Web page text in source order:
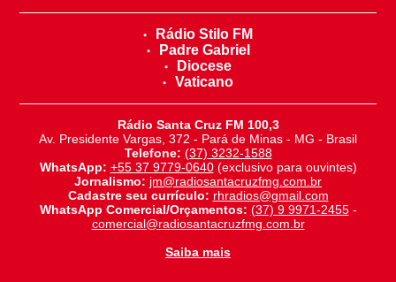
Rádio Stilo FM
Padre Gabriel
Diocese
Vaticano
Rádio Santa Cruz FM 100,3
Av. Presidente Vargas, 372 - Pará de Minas - MG - Brasil
Telefone: (37) 3232-1588
WhatsApp: +55 37 9779-0640(exclusivo para ouvintes)
Jornalismo: jm@radiosantacruzfmg.com.br
Cadastre seu currículo: rhradios@gmail.com
WhatsApp Comercial/Orçamentos: (37) 9 9971-2455-
comercial@radiosantacruzfmg.com.br
Saiba mais